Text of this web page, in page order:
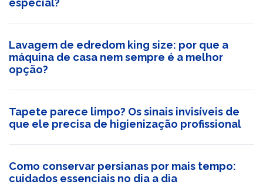
especial?
Lavagem de edredom king size: por que a
máquina de casa nem sempre é a melhor
opção?
Tapete parece limpo? Os sinais invisíveis de
que ele precisa de higienização profissional
Como conservar persianas por mais tempo:
cuidados essenciais no dia a dia